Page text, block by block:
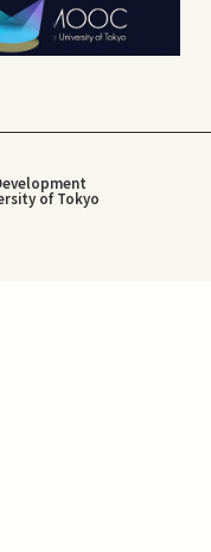
of Tokyo